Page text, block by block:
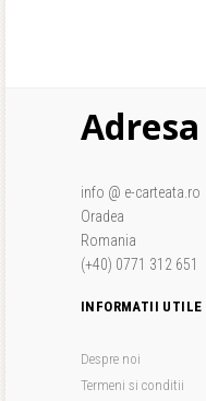
Adresa
info @ e-carteata.ro
Oradea
Romania
(+40) 0771 312 651
INFORMATII UTILE
Despre noi
Termeni si conditii